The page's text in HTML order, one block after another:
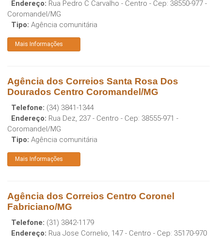
Endereço: Rua Pedro C Carvalho - Centro - Cep: 38550-977 -
Coromandel/MG
Tipo: Agência comunitária
Mais Informações
Agência dos Correios Santa Rosa Dos
Dourados Centro Coromandel/MG
Telefone: (34) 3841-1344
Endereço: Rua Dez, 237 - Centro - Cep: 38555-971 -
Coromandel/MG
Tipo: Agência comunitária
Mais Informações
Agência dos Correios Centro Coronel
Fabriciano/MG
Telefone: (31) 3842-1179
Endereço: Rua Jose Cornelio, 147 - Centro - Cep: 35170-970